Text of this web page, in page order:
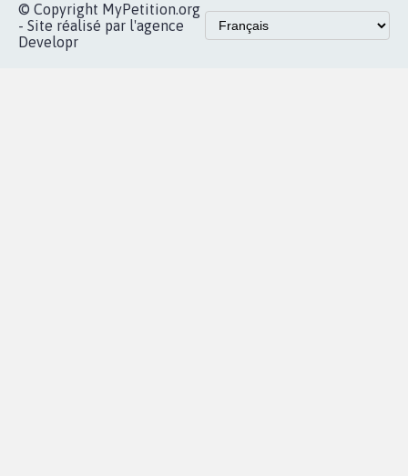
© Copyright MyPetition.org
- Site réalisé par l'agence
Developr